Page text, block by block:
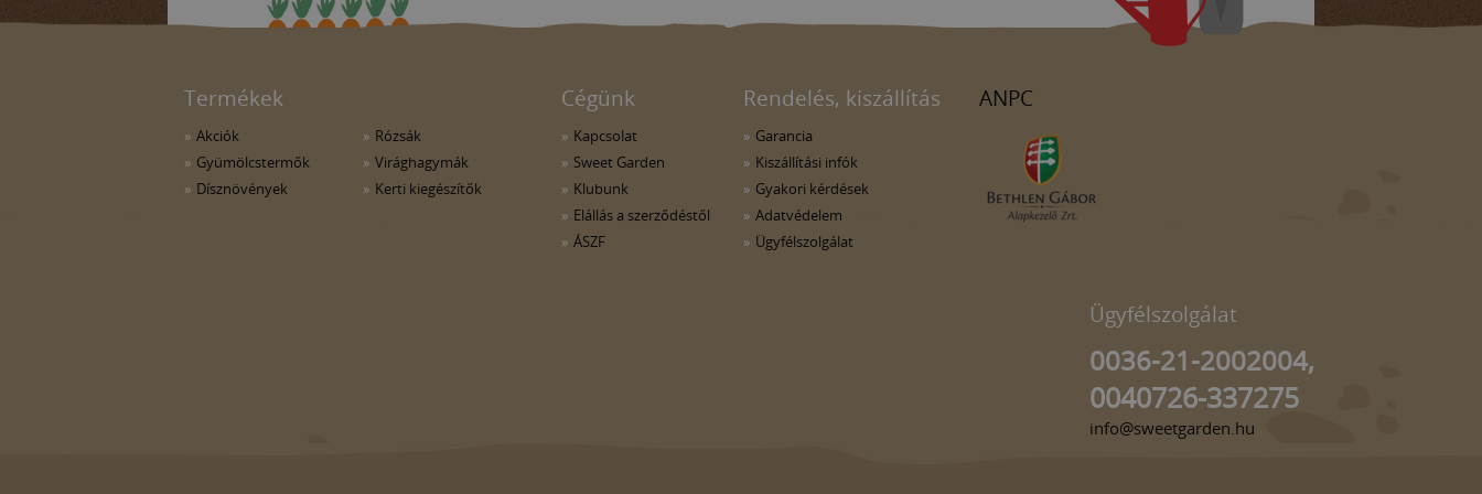
Termékek
Akciók
Gyümölcstermők
Dísznövények
Rózsák
Virághagymák
Kerti kiegészítők
Cégünk
Kapcsolat
Sweet Garden
Klubunk
Elállás a szerződéstől
ÁSZF
Rendelés, kiszállítás
Garancia
Kiszállítási infók
Gyakori kérdések
Adatvédelem
Ügyfélszolgálat
ANPC
Ügyfélszolgálat
0036-21-2002004,
0040726-337275
info@sweetgarden.hu